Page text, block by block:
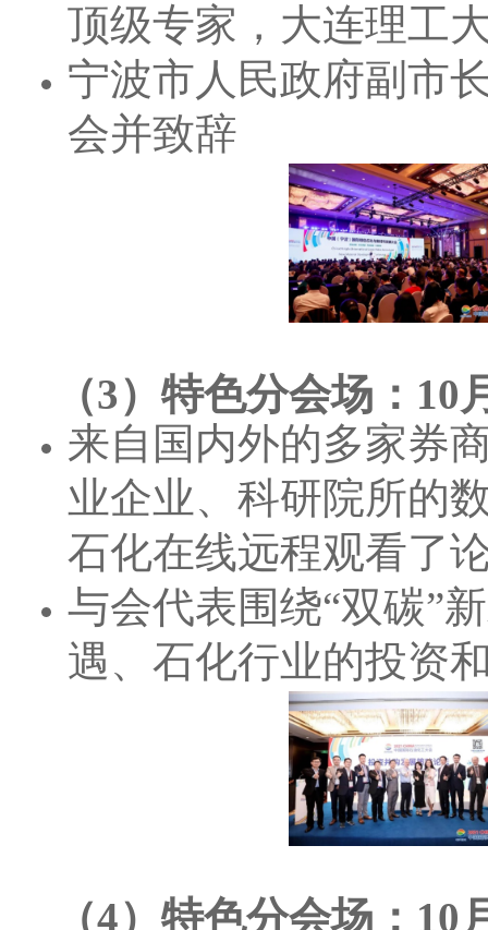
顶级专家，大连理工
宁波市人民政府副市
会并致辞
（3）特色分会场：
来自国内外的多家券
业企业、科研院所的
石化在线远程观看了
与会代表围绕“双碳”
遇、石化行业的投资
（4）特色分会场：